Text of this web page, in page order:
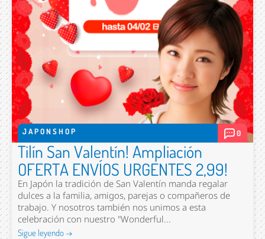
JAPONSHOP 0
Tilín San Valentín! Ampliación
OFERTA ENVÍOS URGENTES 2,99!
En Japón la tradición de San Valentín manda regalar
dulces a la familia, amigos, parejas o compañeros de
trabajo. Y nosotros también nos unimos a esta
celebración con nuestro "Wonderful...
Sigue leyendo →